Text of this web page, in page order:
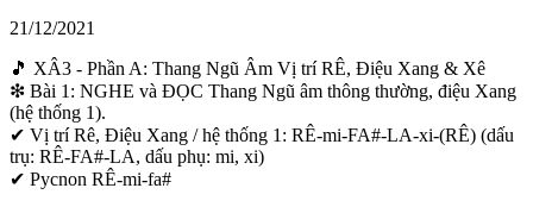
21/12/2021
🎵 XÂ3 - Phần A: Thang Ngũ Âm Vị trí RÊ, Điệu Xang & Xê
❇ Bài 1: NGHE và ĐỌC Thang Ngũ âm thông thường, điệu Xang
(hệ thống 1).
✔ Vị trí Rê, Điệu Xang / hệ thống 1: RÊ-mi-FA#-LA-xi-(RÊ) (dấu
trụ: RÊ-FA#-LA, dấu phụ: mi, xi)
✔ Pycnon RÊ-mi-fa#